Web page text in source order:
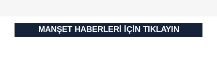
MANŞET HABERLERİ İÇİN TIKLAYIN